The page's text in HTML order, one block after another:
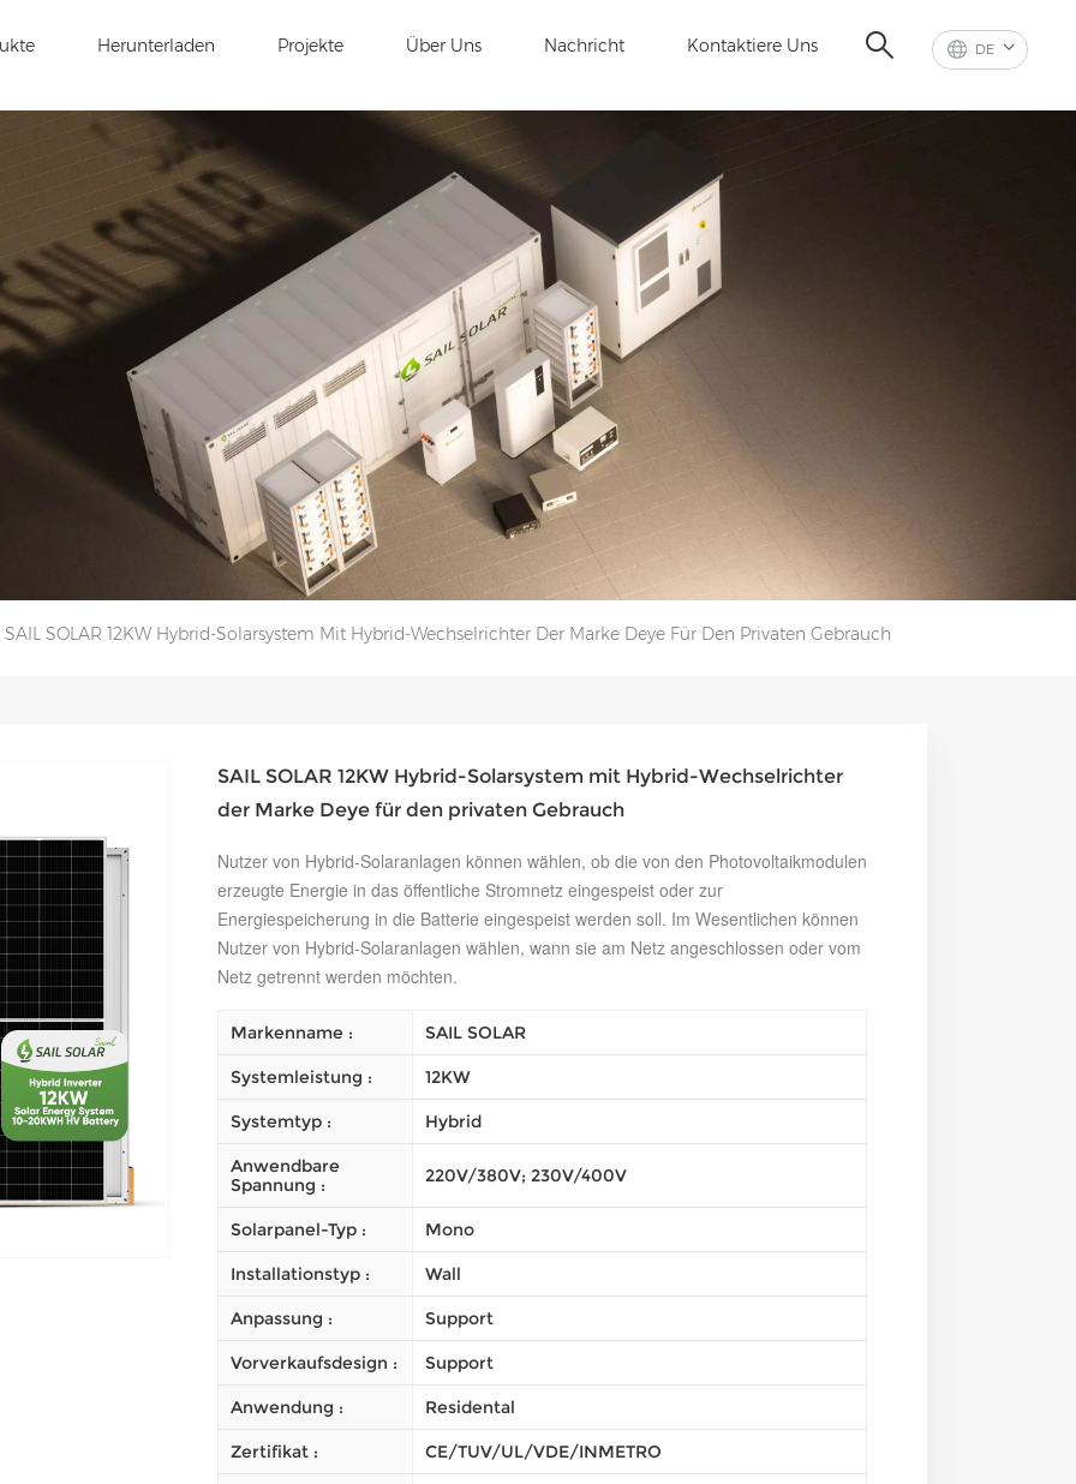
DE
Herunterladen Projekte Über Uns Nachricht Kontaktiere Uns
SAIL SOLAR 12KW Hybrid-Solarsystem Mit Hybrid-Wechselrichter Der Marke Deye Für Den Privaten Gebrauch
SAIL SOLAR 12KW Hybrid-Solarsystem mit Hybrid-Wechselrichter
der Marke Deye für den privaten Gebrauch
Nutzer von Hybrid-Solaranlagen können wählen, ob die von den Photovoltaikmodulen
erzeugte Energie in das öffentliche Stromnetz eingespeist oder zur
Energiespeicherung in die Batterie eingespeist werden soll. Im Wesentlichen können
Nutzer von Hybrid-Solaranlagen wählen, wann sie am Netz angeschlossen oder vom
Netz getrennt werden möchten.
Markenname : SAIL SOLAR
Systemleistung : 12KW
Systemtyp : Hybrid
Anwendbare
Spannung :
220V/380V; 230V/400V
Solarpanel-Typ : Mono
Installationstyp : Wall
Anpassung : Support
Vorverkaufsdesign : Support
Anwendung : Residental
Zertifikat : CE/TUV/UL/VDE/INMETRO